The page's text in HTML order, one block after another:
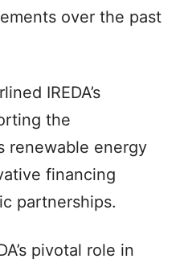
over the past
IREDA’s
the
renewable energy
financing
partnerships.
pivotal role in